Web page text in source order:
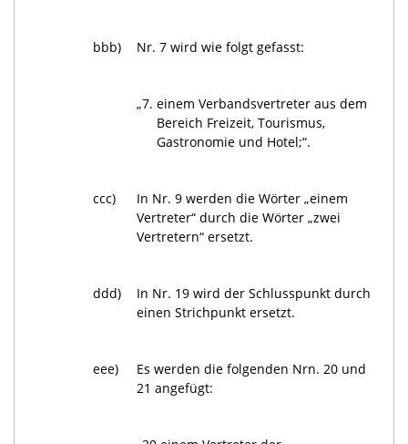
bbb) Nr. 7 wird wie folgt gefasst:
„7. einem Verbandsvertreter aus dem
Bereich Freizeit, Tourismus,
Gastronomie und Hotel;“.
ccc)
In Nr. 9 werden die Wörter „einem
Vertreter“ durch die Wörter „zwei
Vertretern“ ersetzt.
ddd)
In Nr. 19 wird der Schlusspunkt durch
einen Strichpunkt ersetzt.
eee)
Es werden die folgenden Nrn. 20 und
21 angefügt: